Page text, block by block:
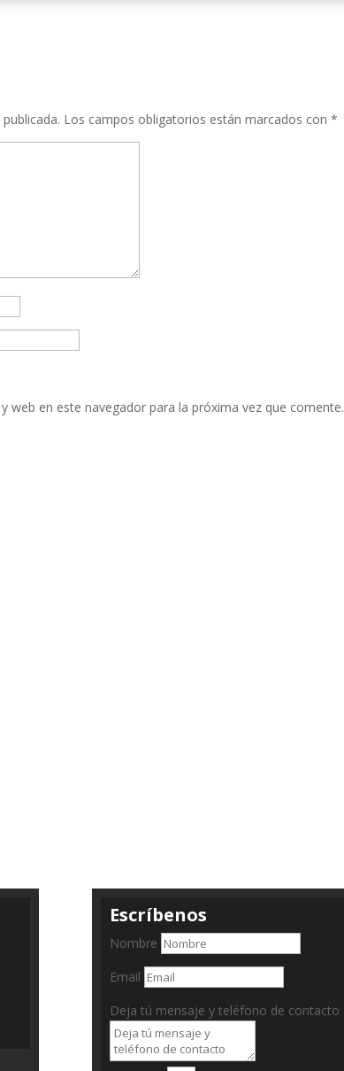
Los campos obligatorios están marcados con*
web en este navegador para la próxima vez que comente.
Escríbenos
Nombre
Email
Deja tú mensaje y teléfono de contacto